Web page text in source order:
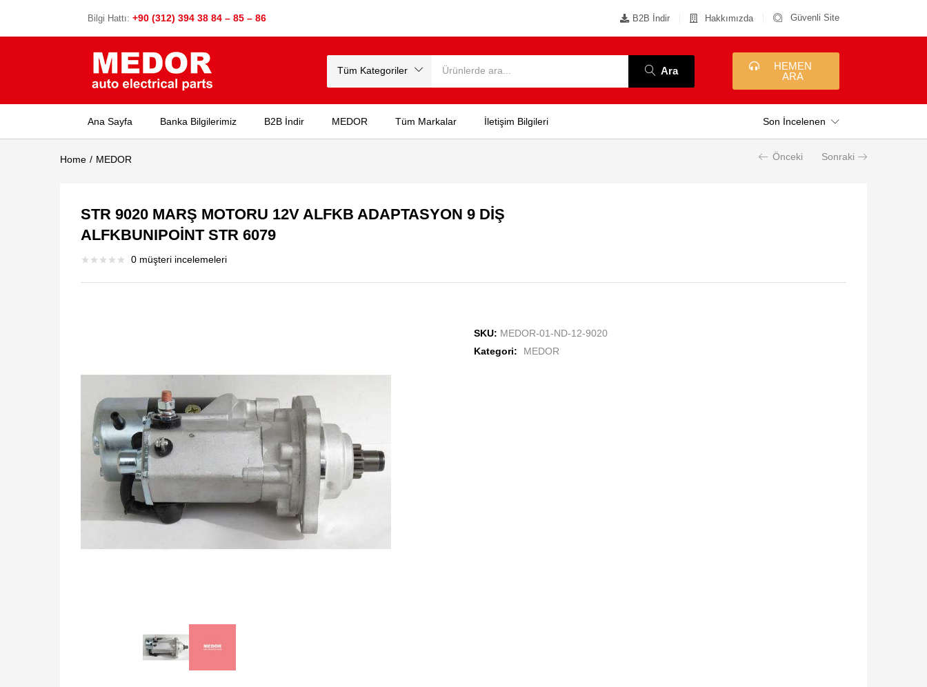
Bilgi Hattı: +90 (312) 394 38 84 – 85 – 86 B2B İndir Hakkımızda Güvenli Site
Tüm Kategoriler Ara
HEMEN
ARA
Ana Sayfa Banka Bilgilerimiz B2B İndir MEDOR Tüm Markalar İletişim Bilgileri Son İncelenen
Home MEDOR Önceki Sonraki
STR 9020 MARŞ MOTORU 12V ALFKB ADAPTASYON 9 DİŞ
ALFKBUNIPOİNT STR 6079
0 müşteri incelemeleri
SKU: MEDOR-01-ND-12-9020
Kategori:
MEDOR